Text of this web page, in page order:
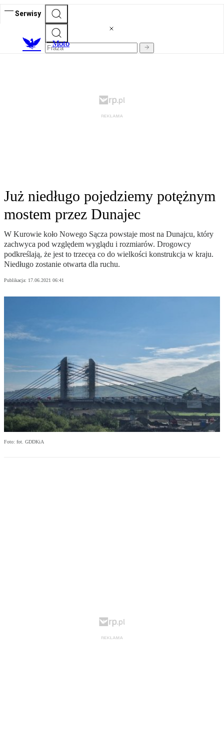
Serwisy
Moto
Już niedługo pojedziemy potężnym
mostem przez Dunajec
W Kurowie koło Nowego Sącza powstaje most na Dunajcu, który
zachwyca pod względem wyglądu i rozmiarów. Drogowcy
podkreślają, że jest to trzecęa co do wielkości konstrukcja w kraju.
Niedługo zostanie otwarta dla ruchu.
Publikacja: 17.06.2021 06:41
Foto: fot. GDDKiA